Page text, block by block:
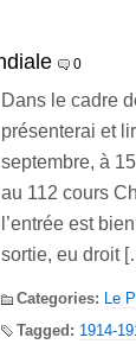
0
Dans le cadre
présenterai et
septembre, à
au 112 cours
l’entrée est
sortie, eu droit
Categories: Le
Tagged: 1914-